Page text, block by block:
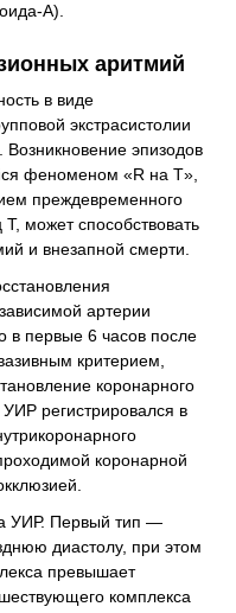
А).
аритмий
в виде
экстрасистолии
эпизодов
феноменом «R на T»,
преждевременного
может способствовать
и внезапной смерти.
артерии
в первые 6 часов после
критерием,
коронарного
регистрировался в
коронарной
УИР. Первый тип —
диастолу, при этом
превышает
комплекса